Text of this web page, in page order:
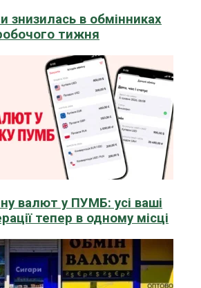
знизилась в обмінниках
тижня
валют у ПУМБ: усі ваші
тепер в одному місці